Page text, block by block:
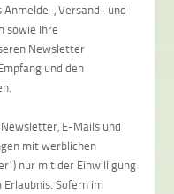
, Versand- und
sowie Ihre
Newsletter
und den
E-Mails und
mit werblichen
nur mit der Einwilligung
Sofern im